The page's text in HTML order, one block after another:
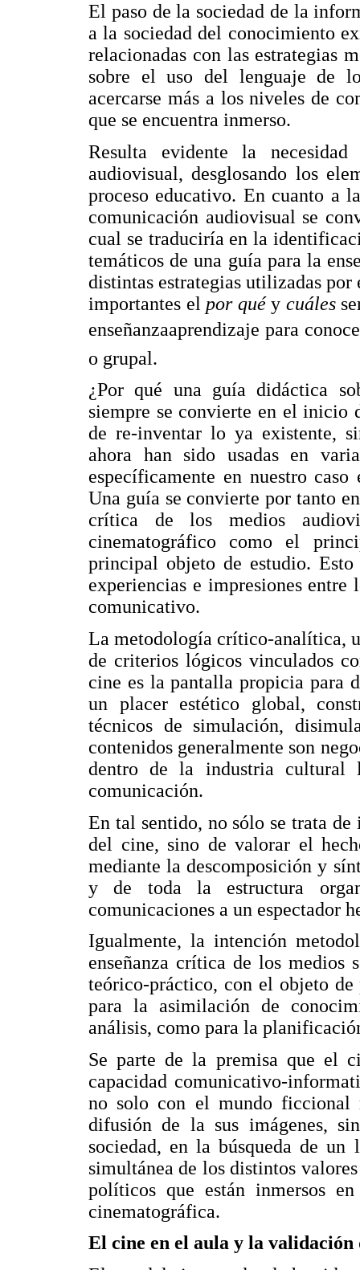
El paso de la sociedad de la
a la sociedad del conocimiento
relacionadas con las estrategias
sobre el uso del lenguaje de
acercarse más a los niveles de
que se encuentra inmerso.
Resulta evidente la
audiovisual, desglosando los
proceso educativo. En cuanto a
comunicación audiovisual se
cual se traduciría en la
temáticos de una guía para la
distintas estrategias utilizadas
importantes el por quéy cuáles
enseñanzaaprendizaje para
o grupal.
¿Por qué una guía didáctica
siempre se convierte en el inicio
de re-inventar lo ya existente,
ahora han sido usadas en
específicamente en nuestro
Una guía se convierte por tanto
crítica de los medios
cinematográfico como el
principal objeto de estudio.
experiencias e impresiones
comunicativo.
La metodología crítico-analítica,
de criterios lógicos vinculados
cine es la pantalla propicia para
un placer estético global,
técnicos de simulación,
contenidos generalmente son
dentro de la industria cultural
comunicación.
En tal sentido, no sólo se trata
del cine, sino de valorar el
mediante la descomposición y
y de toda la estructura
comunicaciones a un espectador
Igualmente, la intención
enseñanza crítica de los medios
teórico-práctico, con el objeto
para la asimilación de
análisis, como para la
Se parte de la premisa que el
capacidad comunicativo-
no solo con el mundo ficcional
difusión de la sus imágenes,
sociedad, en la búsqueda de
simultánea de los distintos
políticos que están inmersos
cinematográfica.
El cine en el aula y la